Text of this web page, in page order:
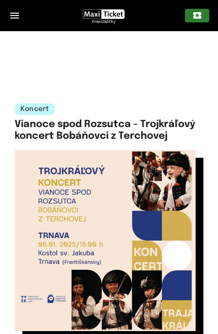
maxizážitky
Koncert
Vianoce spod Rozsutca - Trojkráľový
koncert Bobáňovci z Terchovej